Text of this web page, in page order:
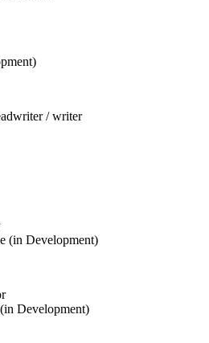
/ writer
(in Development)
Development)